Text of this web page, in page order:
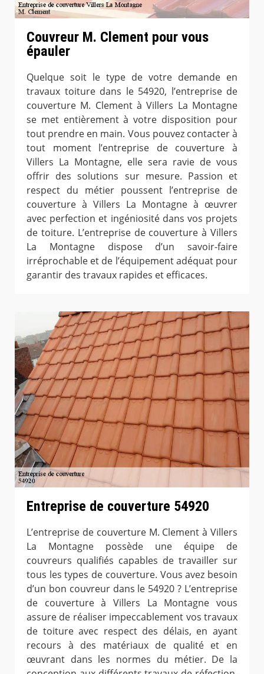
Couvreur M. Clement pour vous
épauler
Quelque soit le type de votre demande en
travaux toiture dans le 54920, l’entreprise de
couverture M. Clement à Villers La Montagne
se met entièrement à votre disposition pour
tout prendre en main. Vous pouvez contacter à
tout moment l’entreprise de couverture à
Villers La Montagne, elle sera ravie de vous
offrir des solutions sur mesure. Passion et
respect du métier poussent l’entreprise de
couverture à Villers La Montagne à œuvrer
avec perfection et ingéniosité dans vos projets
de toiture. L’entreprise de couverture à Villers
La Montagne dispose d’un savoir-faire
irréprochable et de l’équipement adéquat pour
garantir des travaux rapides et efficaces.
Entreprise de couverture 54920
L’entreprise de couverture M. Clement à Villers
La Montagne possède une équipe de
couvreurs qualifiés capables de travailler sur
tous les types de couverture. Vous avez besoin
d’un bon couvreur dans le 54920 ? L’entreprise
de couverture à Villers La Montagne vous
assure de réaliser impeccablement vos travaux
de toiture avec respect des délais, en ayant
recours à des matériaux de qualité et en
œuvrant dans les normes du métier. De la